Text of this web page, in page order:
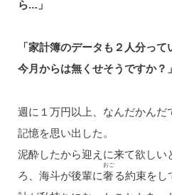
ら…」
「家計簿のデータも２人分って
今月からは無くせそうですか？」
週に１万円以上、なんだかんだ
記憶を思い出した。
泥酔したから迎えに来て欲しい
ろ、海斗が後輩に奢
おご
る約束をし